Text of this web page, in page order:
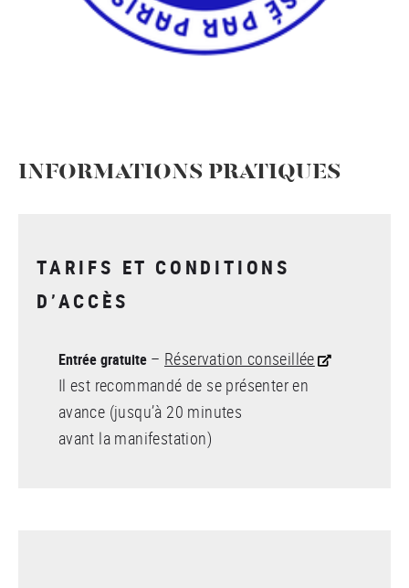
INFORMATIONS PRATIQUES
TARIFS ET CONDITIONS
D’ACCÈS
Entrée gratuite– Réservation conseillée
Il est recommandé de se présenter en
avance (jusqu’à 20 minutes
avant la manifestation)